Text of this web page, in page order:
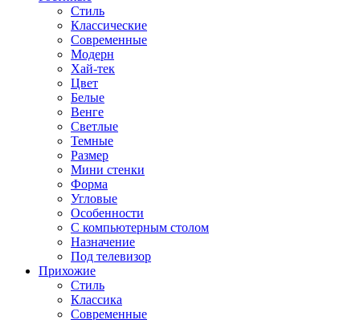
Стиль
Классические
Современные
Модерн
Хай-тек
Цвет
Белые
Венге
Светлые
Темные
Размер
Мини стенки
Форма
Угловые
Особенности
С компьютерным столом
Назначение
Под телевизор
Прихожие
Стиль
Классика
Современные